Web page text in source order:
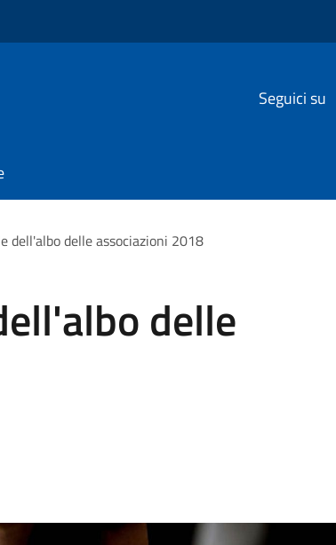
Seguici su
dell'albo delle associazioni 2018
delle